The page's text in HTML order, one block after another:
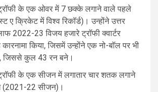
के एक ओवर में 7 छक्के लगाने वाले पहले
ए क्रिकेट में विश्व रिकॉर्ड)। उन्होंने उत्तर
2022-23 विजय हजारे ट्रॉफी क्वार्टर
किया, जिसमें उन्होंने एक नो-बॉल पर भी
जिससे कुल 43 रन बने।
के एक सीजन में लगातार चार शतक लगाने
(2021-22 सीजन)।